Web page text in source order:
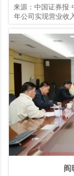
来源：中国证券报
年公司实现营业收
全体股东